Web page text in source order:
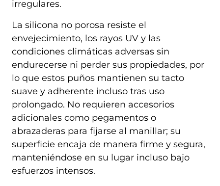
irregulares.
La silicona no porosa resiste el
envejecimiento, los rayos UV y las
condiciones climáticas adversas sin
endurecerse ni perder sus propiedades, por
lo que estos puños mantienen su tacto
suave y adherente incluso tras uso
prolongado. No requieren accesorios
adicionales como pegamentos o
abrazaderas para fijarse al manillar; su
superficie encaja de manera firme y segura,
manteniéndose en su lugar incluso bajo
esfuerzos intensos.